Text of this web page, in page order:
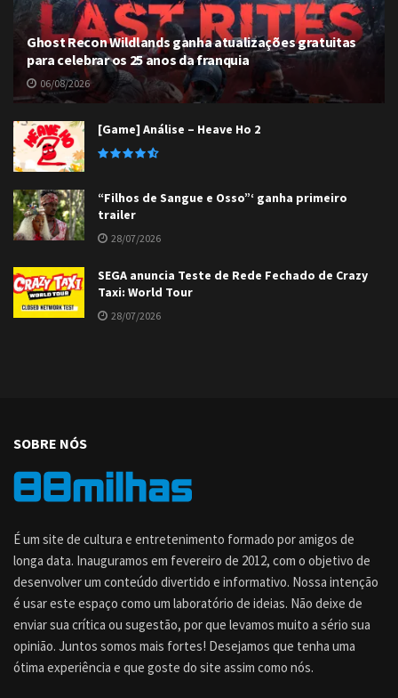
Ghost Recon Wildlands ganha atualizações gratuitas
para celebrar os 25 anos da franquia
06/08/2026
[Game] Análise – Heave Ho 2
“Filhos de Sangue e Osso”‘ ganha primeiro
trailer
28/07/2026
SEGA anuncia Teste de Rede Fechado de Crazy
Taxi: World Tour
28/07/2026
SOBRE NÓS
É um site de cultura e entretenimento formado por amigos de
longa data. Inauguramos em fevereiro de 2012, com o objetivo de
desenvolver um conteúdo divertido e informativo. Nossa intenção
é usar este espaço como um laboratório de ideias. Não deixe de
enviar sua crítica ou sugestão, por que levamos muito a sério sua
opinião. Juntos somos mais fortes! Desejamos que tenha uma
ótima experiência e que goste do site assim como nós.